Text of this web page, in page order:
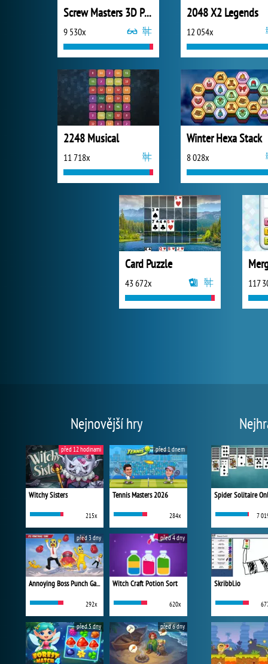
Screw Masters 3D Puzzle
9 530x
2048 X2 Legends
12 054x
2248 Musical
11 718x
Winter Hexa Stack
8 028x
Card Puzzle
43 672x 117
Nejnovější hry
Witchy Sisters
215x
před 12 hodinami
Tennis Masters 2026
284x
před 1 dnem
Annoying Boss Punch Game
292x
před 3 dny
Witch Craft Potion Sort
620x
před 4 dny
před 5 dny před 6 dny
Spider Solitaire
7
Skribbl.io